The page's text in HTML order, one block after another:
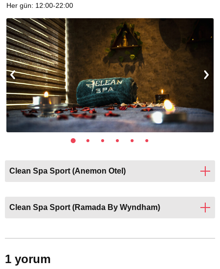
Her gün: 12:00-22:00
Clean Spa Sport (Anemon Otel)
Clean Spa Sport (Ramada By Wyndham)
1 yorum